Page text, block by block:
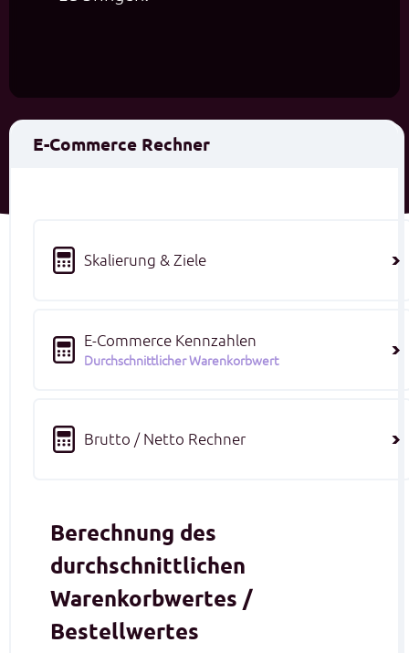
E-Commerce Rechner
Skalierung & Ziele
E-Commerce Kennzahlen
Durchschnittlicher Warenkorbwert
Brutto / Netto Rechner
Berechnung des
durchschnittlichen
Warenkorbwertes /
Bestellwertes